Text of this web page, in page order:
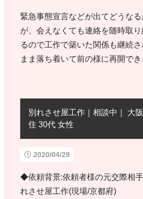
緊急事態宣言などが出てどうな
が、会えなくても連絡を随時取
るので工作で築いた関係も継続
まま落ち着いて前の様に再開でき
別れさせ屋工作｜相談中｜ 大
住 30代 女性
2020/04/29
◆依頼背景:依頼者様の元交際相
れさせ屋工作(現場/京都府)